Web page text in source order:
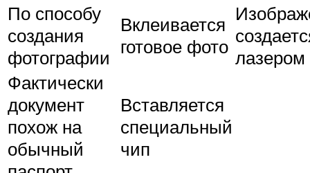
По способу
создания
фотографии
Вклеивается
готовое фото лазером
Фактически
документ
похож на
обычный
Вставляется
специальный
чип